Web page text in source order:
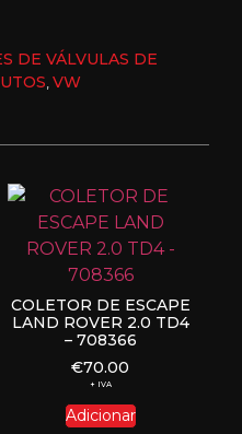
DE VÁLVULAS DE
VW
COLETOR DE ESCAPE
LAND ROVER 2.0 TD4
– 708366
€70.00
+ IVA
Adicionar